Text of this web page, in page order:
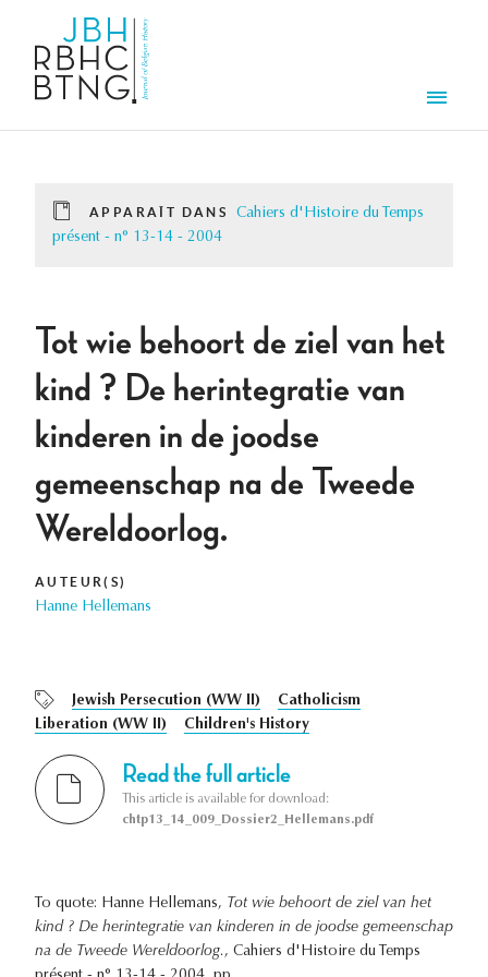
APPARAÎT DANS
Cahiers d'Histoire du Temps
présent - n° 13-14 - 2004
Tot wie behoort de ziel van het
kind ? De herintegratie van
kinderen in de joodse
gemeenschap na de Tweede
Wereldoorlog.
AUTEUR(S)
Hanne Hellemans
Jewish Persecution (WW II)
Catholicism
Liberation (WW II)
Children's History
Read the full article
This article is available for download:
chtp13_14_009_Dossier2_Hellemans.pdf
To quote: Hanne Hellemans, Tot wie behoort de ziel van het
kind ? De herintegratie van kinderen in de joodse gemeenschap
na de Tweede Wereldoorlog., Cahiers d'Histoire du Temps